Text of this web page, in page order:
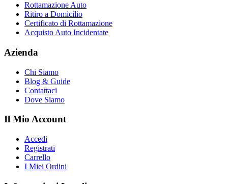
Rottamazione Auto
Ritiro a Domicilio
Certificato di Rottamazione
Acquisto Auto Incidentate
Azienda
Chi Siamo
Blog & Guide
Contattaci
Dove Siamo
Il Mio Account
Accedi
Registrati
Carrello
I Miei Ordini